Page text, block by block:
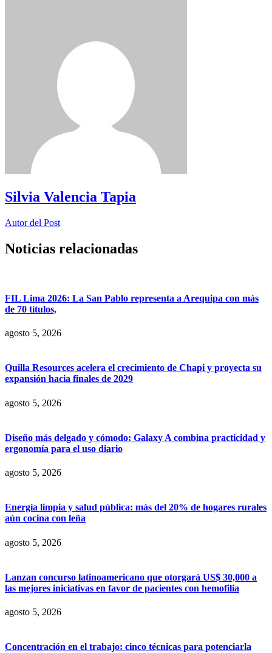
Silvia Valencia Tapia
Autor del Post
Noticias relacionadas
FIL Lima 2026: La San Pablo representa a Arequipa con más
de 70 títulos,
agosto 5, 2026
Quilla Resources acelera el crecimiento de Chapi y proyecta su
expansión hacia finales de 2029
agosto 5, 2026
Diseño más delgado y cómodo: Galaxy A combina practicidad y
ergonomía para el uso diario
agosto 5, 2026
Energía limpia y salud pública: más del 20% de hogares rurales
aún cocina con leña
agosto 5, 2026
Lanzan concurso latinoamericano que otorgará US$ 30,000 a
las mejores iniciativas en favor de pacientes con hemofilia
agosto 5, 2026
Concentración en el trabajo: cinco técnicas para potenciarla